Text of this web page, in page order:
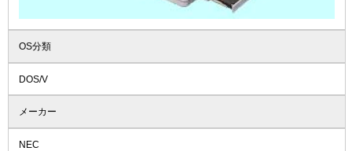
OS分類
DOS/V
メーカー
NEC